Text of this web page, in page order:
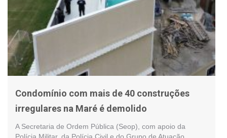
Condomínio com mais de 40 construções
irregulares na Maré é demolido
A Secretaria de Ordem Pública (Seop), com apoio da
Polícia Militar, da Polícia Civil e do Grupo de Atuação